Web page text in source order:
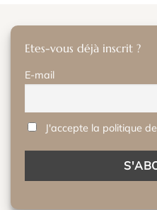
Etes-vous déjà inscrit ?
E-mail
J'accepte la politique